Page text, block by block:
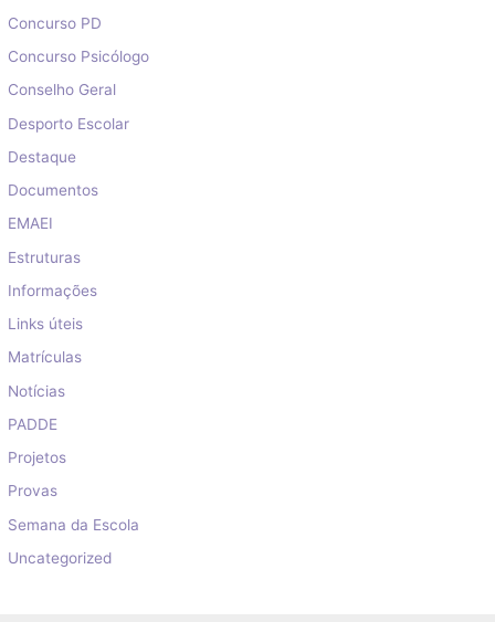
Concurso PD
Concurso Psicólogo
Conselho Geral
Desporto Escolar
Destaque
Documentos
EMAEI
Estruturas
Informações
Links úteis
Matrículas
Notícias
PADDE
Projetos
Provas
Semana da Escola
Uncategorized